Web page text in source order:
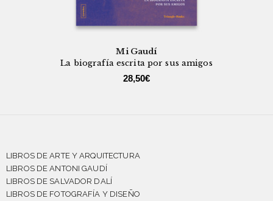
Mi Gaudí
La biografía escrita por sus amigos
28,50€
LIBROS DE ARTE Y ARQUITECTURA
LIBROS DE ANTONI GAUDÍ
LIBROS DE SALVADOR DALÍ
LIBROS DE FOTOGRAFÍA Y DISEÑO